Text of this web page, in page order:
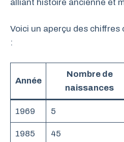
alliant histoire ancienne et
Voici un aperçu des
:
Année
Nombre de
naissances
1969 5
1985 45